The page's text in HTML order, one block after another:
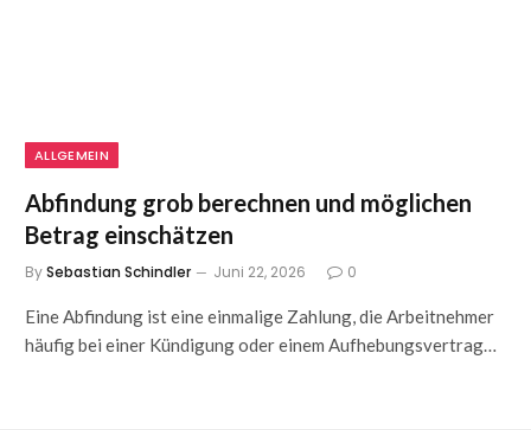
ALLGEMEIN
Abfindung grob berechnen und möglichen
Betrag einschätzen
BySebastian Schindler Juni 22, 2026 0
Eine Abfindung ist eine einmalige Zahlung, die Arbeitnehmer
häufig bei einer Kündigung oder einem Aufhebungsvertrag…